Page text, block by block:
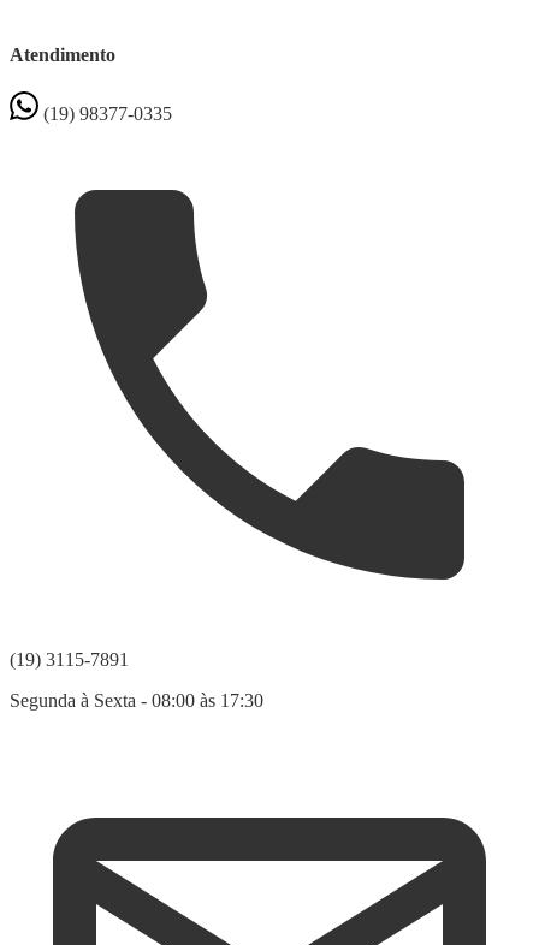
Atendimento
(19) 98377-0335
(19) 3115-7891
Segunda à Sexta - 08:00 às 17:30